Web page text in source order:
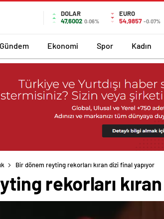
DOLAR
47,6002 0.06%
EURO
54,9857 -0.07%
Gündem Ekonomi Spor Kadın
Bir dönem reyting rekorları kıran dizi final yapıyor
rekorları